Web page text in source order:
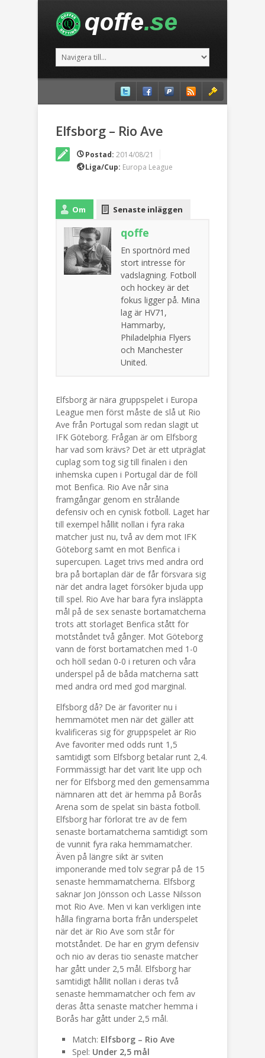
Elfsborg – Rio Ave
Postad: 2014/08/21
Liga/Cup: Europa League
Om Senaste inläggen
qoffe
En sportnörd med
stort intresse för
vadslagning. Fotboll
och hockey är det
fokus ligger på. Mina
lag är HV71,
Hammarby,
Philadelphia Flyers
och Manchester
United.
Elfsborg är nära gruppspelet i Europa
League men först måste de slå ut Rio
Ave från Portugal som redan slagit ut
IFK Göteborg. Frågan är om Elfsborg
har vad som krävs? Det är ett utpräglat
cuplag som tog sig till finalen i den
inhemska cupen i Portugal där de föll
mot Benfica. Rio Ave når sina
framgångar genom en strålande
defensiv och en cynisk fotboll. Laget har
till exempel hållit nollan i fyra raka
matcher just nu, två av dem mot IFK
Göteborg samt en mot Benfica i
supercupen. Laget trivs med andra ord
bra på bortaplan där de får försvara sig
när det andra laget försöker bjuda upp
till spel. Rio Ave har bara fyra insläppta
mål på de sex senaste bortamatcherna
trots att storlaget Benfica stått för
motståndet två gånger. Mot Göteborg
vann de först bortamatchen med 1-0
och höll sedan 0-0 i returen och våra
underspel på de båda matcherna satt
med andra ord med god marginal.
Elfsborg då? De är favoriter nu i
hemmamötet men när det gäller att
kvalificeras sig för gruppspelet är Rio
Ave favoriter med odds runt 1,5
samtidigt som Elfsborg betalar runt 2,4.
Formmässigt har det varit lite upp och
ner för Elfsborg med den gemensamma
nämnaren att det är hemma på Borås
Arena som de spelat sin bästa fotboll.
Elfsborg har förlorat tre av de fem
senaste bortamatcherna samtidigt som
de vunnit fyra raka hemmamatcher.
Även på längre sikt är sviten
imponerande med tolv segrar på de 15
senaste hemmamatcherna. Elfsborg
saknar Jon Jönsson och Lasse Nilsson
mot Rio Ave. Men vi kan verkligen inte
hålla fingrarna borta från underspelet
när det är Rio Ave som står för
motståndet. De har en grym defensiv
och nio av deras tio senaste matcher
har gått under 2,5 mål. Elfsborg har
samtidigt hållit nollan i deras två
senaste hemmamatcher och fem av
deras åtta senaste matcher hemma i
Borås har gått under 2,5 mål.
Match: Elfsborg – Rio Ave
Spel: Under 2,5 mål